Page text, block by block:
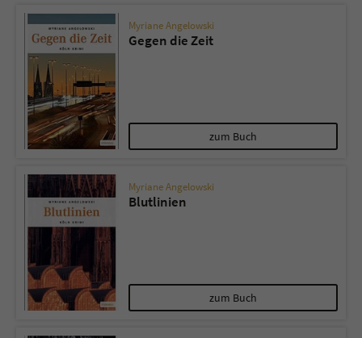
Myriane Angelowski
Gegen die Zeit
zum Buch
Myriane Angelowski
Blutlinien
zum Buch